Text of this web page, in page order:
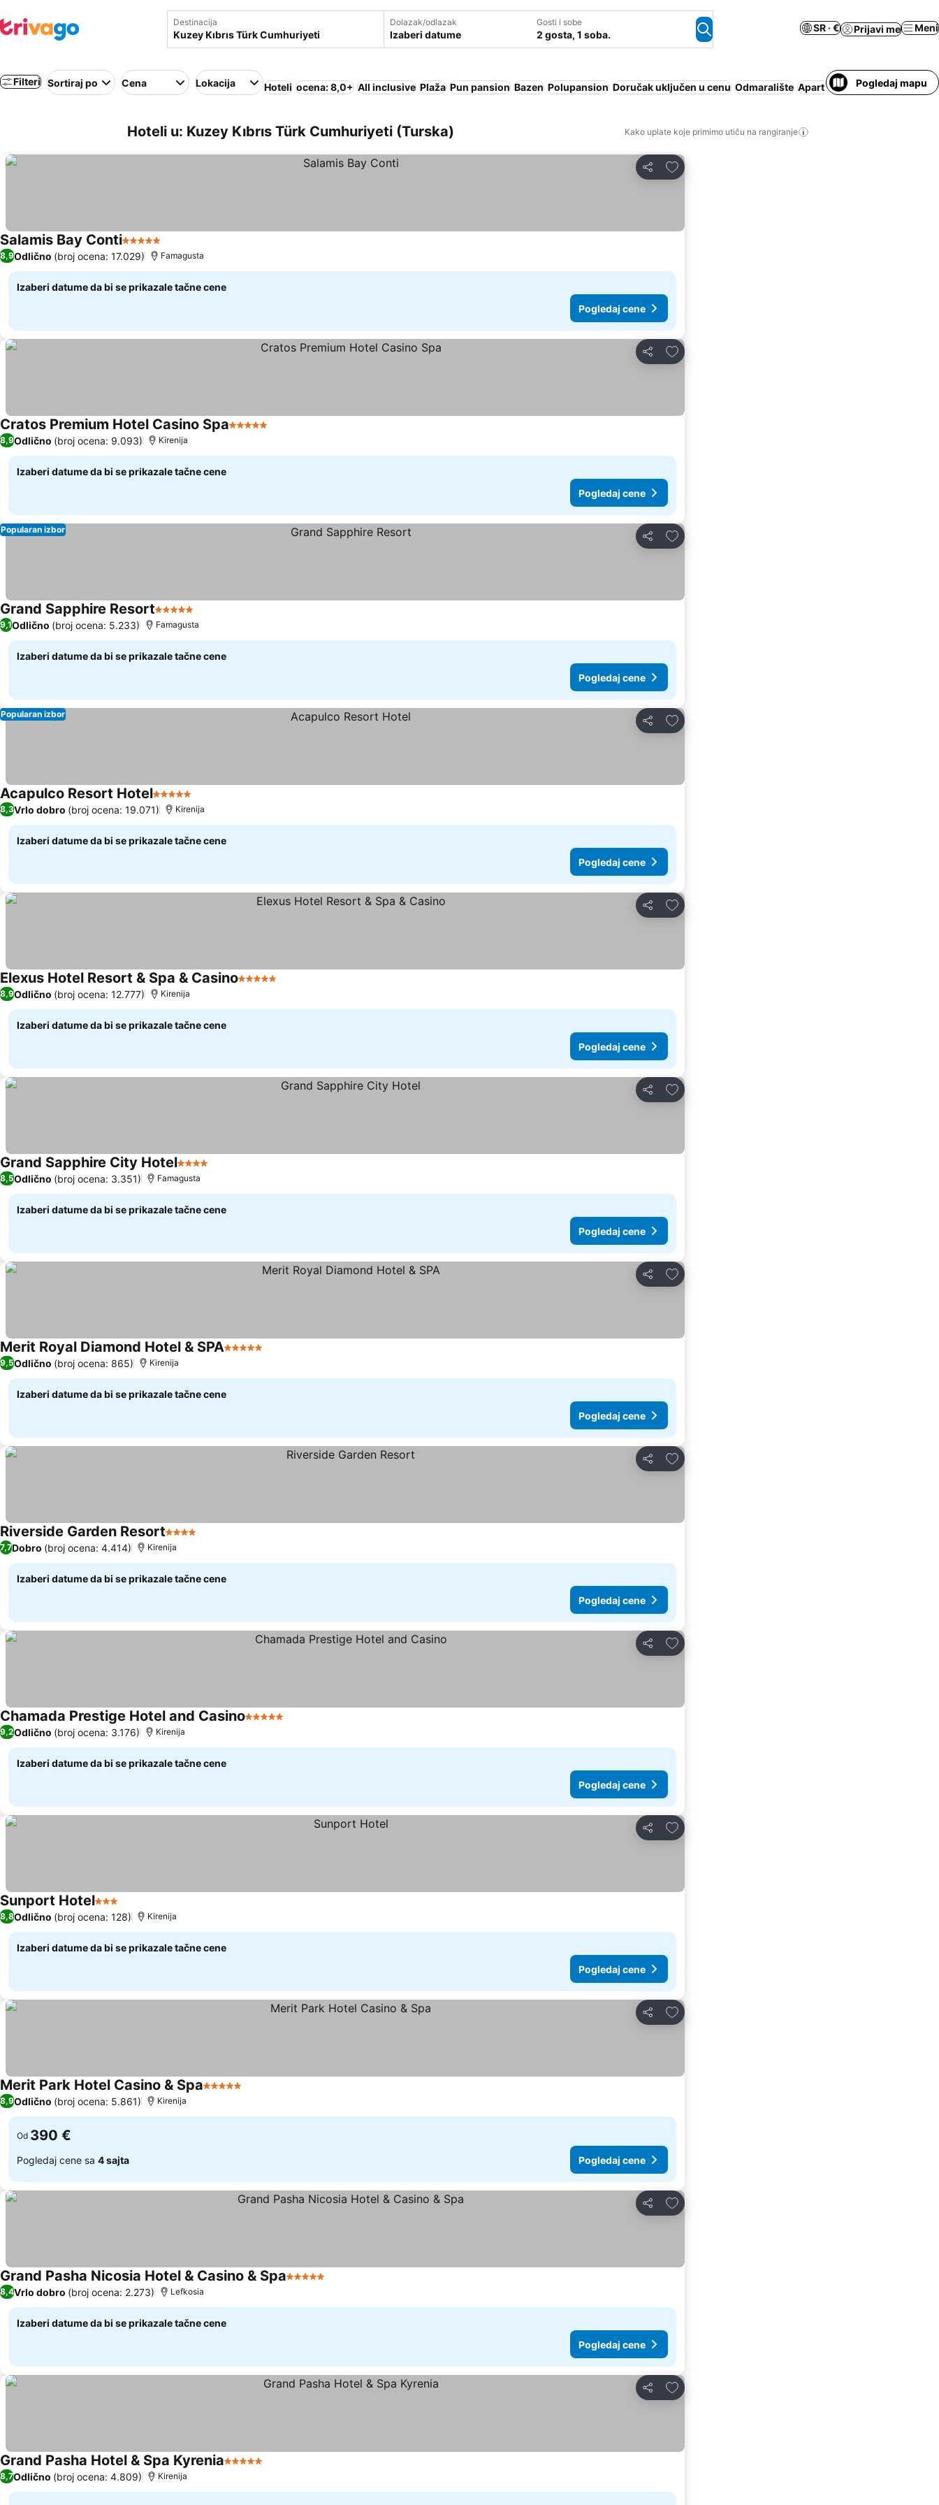
Destinacija Dolazak/odlazak
Izaberi datume
Gosti i sobe
2 gosta, 1 soba.
SR · € Prijavi me Meni
Filteri Sortiraj po Cena Lokacija Hoteli ocena: 8,0+ All inclusive Plaža Pun pansion Bazen Polupansion Doručak uključen u cenu Odmaralište Apart hotel Zatvoreni bazen
Pogledaj mapu
Hoteli u: Kuzey Kıbrıs Türk Cumhuriyeti (Turska) Kako uplate koje primimo utiču na rangiranje
Deli
Dodati u favorite
Salamis Bay Conti5 Zvezdice
8,9Odlično (broj ocena: 17.029) Famagusta
Izaberi datume da bi se prikazale tačne cene
Pogledaj cene
Deli
Dodati u favorite
Cratos Premium Hotel Casino Spa5 Zvezdice
8,9Odlično (broj ocena: 9.093) Kirenija
Izaberi datume da bi se prikazale tačne cene
Pogledaj cene
Deli
Dodati u favorite
Popularan izbor
Grand Sapphire Resort5 Zvezdice
9,1Odlično (broj ocena: 5.233) Famagusta
Izaberi datume da bi se prikazale tačne cene
Pogledaj cene
Deli
Dodati u favorite
Popularan izbor
Acapulco Resort Hotel5 Zvezdice
8,3Vrlo dobro (broj ocena: 19.071) Kirenija
Izaberi datume da bi se prikazale tačne cene
Pogledaj cene
Deli
Dodati u favorite
Elexus Hotel Resort & Spa & Casino5 Zvezdice
8,9Odlično (broj ocena: 12.777) Kirenija
Izaberi datume da bi se prikazale tačne cene
Pogledaj cene
Deli
Dodati u favorite
Grand Sapphire City Hotel4 Zvezdice
8,5Odlično (broj ocena: 3.351) Famagusta
Izaberi datume da bi se prikazale tačne cene
Pogledaj cene
Deli
Dodati u favorite
Merit Royal Diamond Hotel & SPA5 Zvezdice
9,5Odlično (broj ocena: 865) Kirenija
Izaberi datume da bi se prikazale tačne cene
Pogledaj cene
Deli
Dodati u favorite
Riverside Garden Resort4 Zvezdice
7,7Dobro (broj ocena: 4.414) Kirenija
Izaberi datume da bi se prikazale tačne cene
Pogledaj cene
Deli
Dodati u favorite
Chamada Prestige Hotel and Casino5 Zvezdice
9,2Odlično (broj ocena: 3.176) Kirenija
Izaberi datume da bi se prikazale tačne cene
Pogledaj cene
Deli
Dodati u favorite
Sunport Hotel3 Zvezdice
8,8Odlično (broj ocena: 128) Kirenija
Izaberi datume da bi se prikazale tačne cene
Pogledaj cene
Deli
Dodati u favorite
Merit Park Hotel Casino & Spa5 Zvezdice
8,9Odlično (broj ocena: 5.861) Kirenija
Od 390 €
Pogledaj cene sa 4 sajta Pogledaj cene
Deli
Dodati u favorite
Grand Pasha Nicosia Hotel & Casino & Spa5 Zvezdice
8,4Vrlo dobro (broj ocena: 2.273) Lefkosia
Izaberi datume da bi se prikazale tačne cene
Pogledaj cene
Deli
Dodati u favorite
Grand Pasha Hotel & Spa Kyrenia5 Zvezdice
8,7Odlično (broj ocena: 4.809) Kirenija